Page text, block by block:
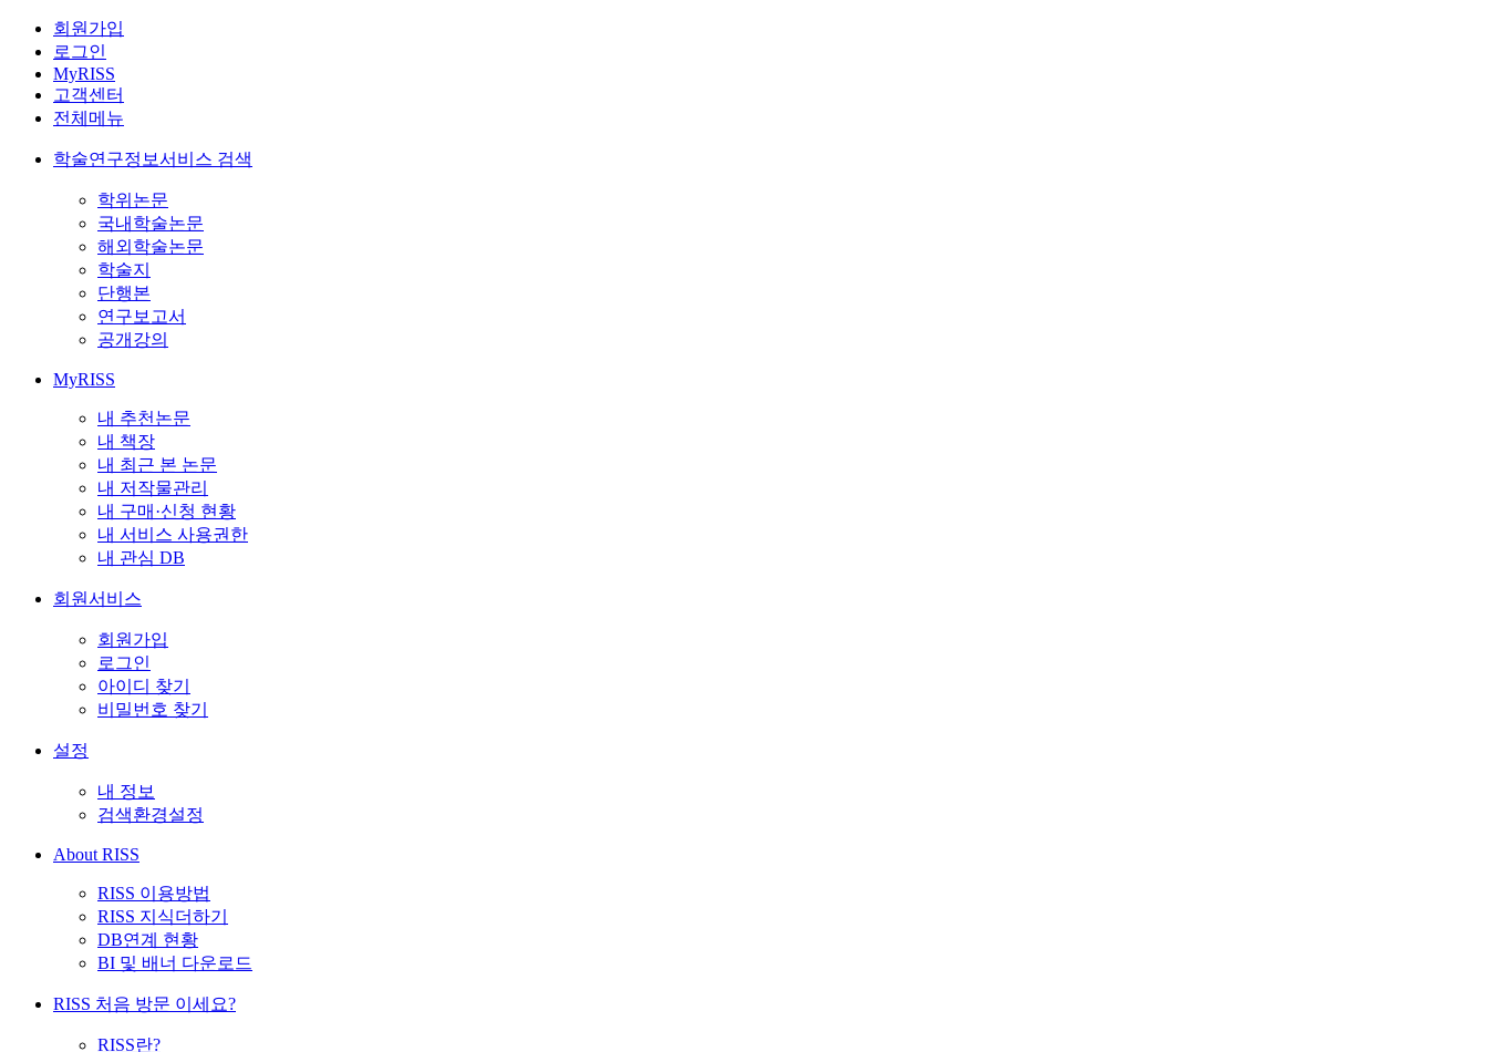
회원가입
로그인
MyRISS
고객센터
전체메뉴
학술연구정보서비스 검색
학위논문
국내학술논문
해외학술논문
학술지
단행본
연구보고서
공개강의
MyRISS
내 추천논문
내 책장
내 최근 본 논문
내 저작물관리
내 구매·신청 현황
내 서비스 사용권한
내 관심 DB
회원서비스
회원가입
로그인
아이디 찾기
비밀번호 찾기
설정
내 정보
검색환경설정
About RISS
RISS 이용방법
RISS 지식더하기
DB연계 현황
BI 및 배너 다운로드
RISS 처음 방문 이세요?
RISS란?